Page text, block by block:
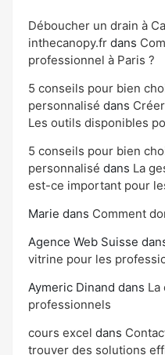
Déboucher un drain à
inthecanopy.fr dans
professionnel à Paris ?
5 conseils pour bien
personnalisé dans
Les outils disponibles
5 conseils pour bien
personnalisé dans La
est-ce important pour
Marie dans Comment
Agence Web Suisse
vitrine pour les
Aymeric Dinand dans La
professionnels
cours excel dans
trouver des solutions